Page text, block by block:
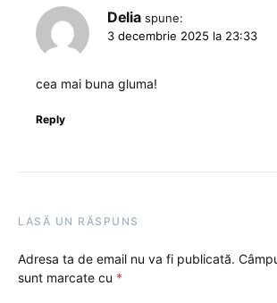
Delia spune:
3 decembrie 2025 la 23:33
cea mai buna gluma!
Reply
LASĂ UN RĂSPUNS
Adresa ta de email nu va fi publicată.
sunt marcate cu *